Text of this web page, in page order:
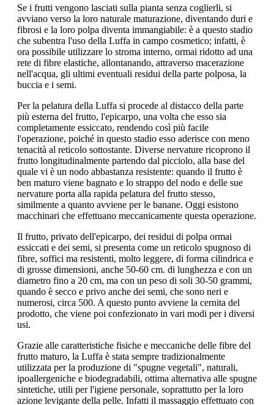
Se i frutti vengono lasciati sulla pianta senza coglierli, si
avviano verso la loro naturale maturazione, diventando duri e
fibrosi e la loro polpa diventa immangiabile: è a questo stadio
che subentra l'uso della Luffa in campo cosmetico; infatti, è
ora possibile utilizzare lo stroma interno, ormai ridotto ad una
rete di fibre elastiche, allontanando, attraverso macerazione
nell'acqua, gli ultimi eventuali residui della parte polposa, la
buccia e i semi.
Per la pelatura della Luffa si procede al distacco della parte
più esterna del frutto, l'epicarpo, una volta che esso sia
completamente essiccato, rendendo così più facile
l'operazione, poiché in questo stadio esso aderisce con meno
tenacità al reticolo sottostante. Diverse nervature ricoprono il
frutto longitudinalmente partendo dal picciolo, alla base del
quale vi è un nodo abbastanza resistente: quando il frutto è
ben maturo viene bagnato e lo strappo del nodo e delle sue
nervature porta alla rapida pelatura del frutto stesso,
similmente a quanto avviene per le banane. Oggi esistono
macchinari che effettuano meccanicamente questa operazione.
Il frutto, privato dell'epicarpo, dei residui di polpa ormai
essiccati e dei semi, si presenta come un reticolo spugnoso di
fibre, soffici ma resistenti, molto leggere, di forma cilindrica e
di grosse dimensioni, anche 50-60 cm. di lunghezza e con un
diametro fino a 20 cm, ma con un peso di soli 30-50 grammi,
quando è secco e privo anche dei semi, che sono neri e
numerosi, circa 500. A questo punto avviene la cernita del
prodotto, che viene poi confezionato in vari modi per i diversi
usi.
Grazie alle caratteristiche fisiche e meccaniche delle fibre del
frutto maturo, la Luffa è stata sempre tradizionalmente
utilizzata per la produzione di "spugne vegetali", naturali,
ipoallergeniche e biodegradabili, ottima alternativa alle spugne
sintetiche, utili per l'igiene personale, soprattutto per la loro
azione levigante della pelle. Infatti il massaggio effettuato con